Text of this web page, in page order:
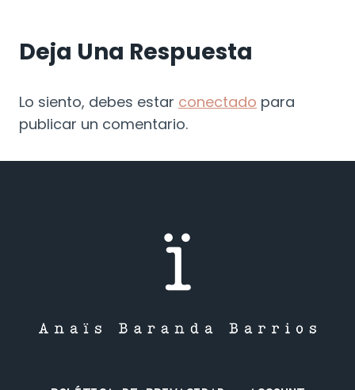
Deja Una Respuesta
Lo siento, debes estar conectado para
publicar un comentario.